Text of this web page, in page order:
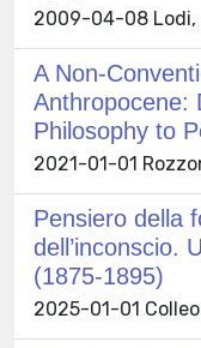
2009-04-08 Lodi,
A Non-
Anthropocene:
Philosophy to
2021-01-01
Pensiero della
dell’inconscio.
(1875-1895)
2025-01-01